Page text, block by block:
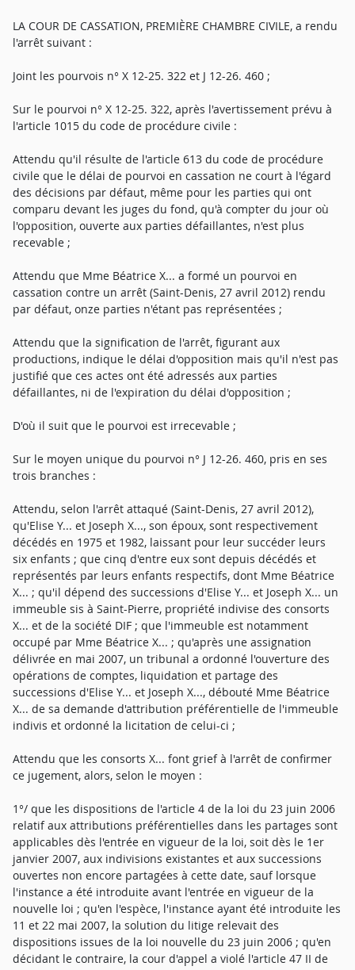
LA COUR DE CASSATION, PREMIÈRE CHAMBRE CIVILE, a rendu
l'arrêt suivant :
Joint les pourvois n° X 12-25. 322 et J 12-26. 460 ;
Sur le pourvoi n° X 12-25. 322, après l'avertissement prévu à
l'article 1015 du code de procédure civile :
Attendu qu'il résulte de l'article 613 du code de procédure
civile que le délai de pourvoi en cassation ne court à l'égard
des décisions par défaut, même pour les parties qui ont
comparu devant les juges du fond, qu'à compter du jour où
l'opposition, ouverte aux parties défaillantes, n'est plus
recevable ;
Attendu que Mme Béatrice X... a formé un pourvoi en
cassation contre un arrêt (Saint-Denis, 27 avril 2012) rendu
par défaut, onze parties n'étant pas représentées ;
Attendu que la signification de l'arrêt, figurant aux
productions, indique le délai d'opposition mais qu'il n'est pas
justifié que ces actes ont été adressés aux parties
défaillantes, ni de l'expiration du délai d'opposition ;
D'où il suit que le pourvoi est irrecevable ;
Sur le moyen unique du pourvoi n° J 12-26. 460, pris en ses
trois branches :
Attendu, selon l'arrêt attaqué (Saint-Denis, 27 avril 2012),
qu'Elise Y... et Joseph X..., son époux, sont respectivement
décédés en 1975 et 1982, laissant pour leur succéder leurs
six enfants ; que cinq d'entre eux sont depuis décédés et
représentés par leurs enfants respectifs, dont Mme Béatrice
X... ; qu'il dépend des successions d'Elise Y... et Joseph X... un
immeuble sis à Saint-Pierre, propriété indivise des consorts
X... et de la société DIF ; que l'immeuble est notamment
occupé par Mme Béatrice X... ; qu'après une assignation
délivrée en mai 2007, un tribunal a ordonné l'ouverture des
opérations de comptes, liquidation et partage des
successions d'Elise Y... et Joseph X..., débouté Mme Béatrice
X... de sa demande d'attribution préférentielle de l'immeuble
indivis et ordonné la licitation de celui-ci ;
Attendu que les consorts X... font grief à l'arrêt de confirmer
ce jugement, alors, selon le moyen :
1°/ que les dispositions de l'article 4 de la loi du 23 juin 2006
relatif aux attributions préférentielles dans les partages sont
applicables dès l'entrée en vigueur de la loi, soit dès le 1er
janvier 2007, aux indivisions existantes et aux successions
ouvertes non encore partagées à cette date, sauf lorsque
l'instance a été introduite avant l'entrée en vigueur de la
nouvelle loi ; qu'en l'espèce, l'instance ayant été introduite les
11 et 22 mai 2007, la solution du litige relevait des
dispositions issues de la loi nouvelle du 23 juin 2006 ; qu'en
décidant le contraire, la cour d'appel a violé l'article 47 II de